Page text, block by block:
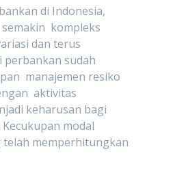
di Indonesia,
kompleks
dan terus
sudah
manajemen resiko
aktivitas
keharusan bagi
modal
memperhitungkan